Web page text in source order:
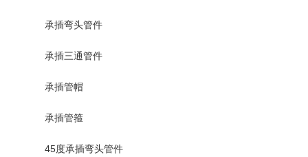
承插弯头管件
承插三通管件
承插管帽
承插管箍
45度承插弯头管件